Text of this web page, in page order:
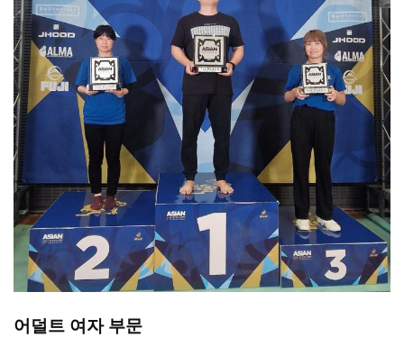
어덜트 여자 부문